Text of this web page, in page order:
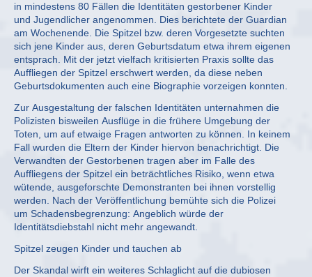
in mindestens 80 Fällen die Identitäten gestorbener Kinder
und Jugendlicher angenommen. Dies berichtete der Guardian
am Wochenende. Die Spitzel bzw. deren Vorgesetzte suchten
sich jene Kinder aus, deren Geburtsdatum etwa ihrem eigenen
entsprach. Mit der jetzt vielfach kritisierten Praxis sollte das
Auffliegen der Spitzel erschwert werden, da diese neben
Geburtsdokumenten auch eine Biographie vorzeigen konnten.
Zur Ausgestaltung der falschen Identitäten unternahmen die
Polizisten bisweilen Ausflüge in die frühere Umgebung der
Toten, um auf etwaige Fragen antworten zu können. In keinem
Fall wurden die Eltern der Kinder hiervon benachrichtigt. Die
Verwandten der Gestorbenen tragen aber im Falle des
Auffliegens der Spitzel ein beträchtliches Risiko, wenn etwa
wütende, ausgeforschte Demonstranten bei ihnen vorstellig
werden. Nach der Veröffentlichung bemühte sich die Polizei
um Schadensbegrenzung: Angeblich würde der
Identitätsdiebstahl nicht mehr angewandt.
Spitzel zeugen Kinder und tauchen ab
Der Skandal wirft ein weiteres Schlaglicht auf die dubiosen